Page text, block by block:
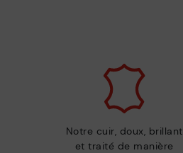
Notre cuir, doux, brillant
et traité de manière